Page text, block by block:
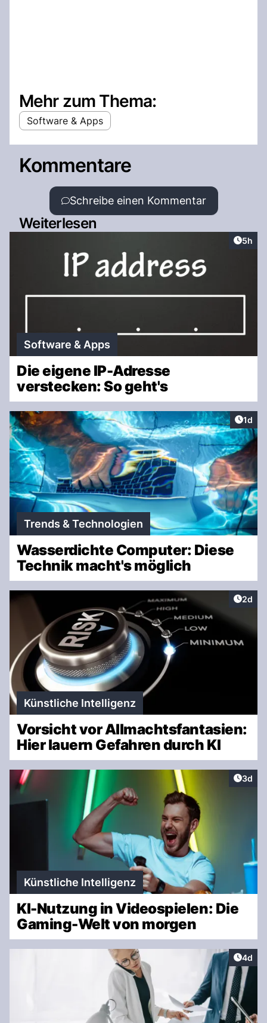
Mehr zum Thema:
Software & Apps
Kommentare
Schreibe einen Kommentar
Weiterlesen
5h
Software & Apps
Die eigene IP-Adresse
verstecken: So geht's
1d
Trends & Technologien
Wasserdichte Computer: Diese
Technik macht's möglich
2d
Künstliche Intelligenz
Vorsicht vor Allmachtsfantasien:
Hier lauern Gefahren durch KI
3d
Künstliche Intelligenz
KI-Nutzung in Videospielen: Die
Gaming-Welt von morgen
4d